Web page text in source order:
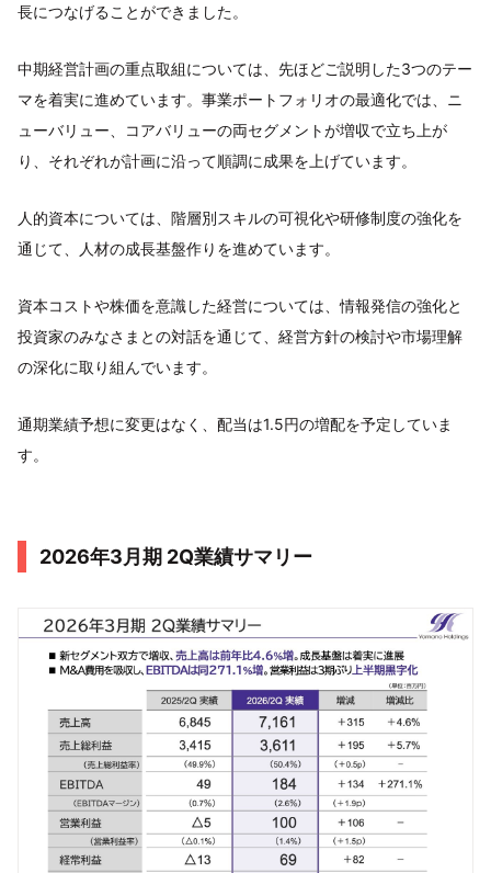
長につなげることができました。
中期経営計画の重点取組については、先ほどご説明した3つのテー
マを着実に進めています。事業ポートフォリオの最適化では、ニ
ューバリュー、コアバリューの両セグメントが増収で立ち上が
り、それぞれが計画に沿って順調に成果を上げています。
人的資本については、階層別スキルの可視化や研修制度の強化を
通じて、人材の成長基盤作りを進めています。
資本コストや株価を意識した経営については、情報発信の強化と
投資家のみなさまとの対話を通じて、経営方針の検討や市場理解
の深化に取り組んでいます。
通期業績予想に変更はなく、配当は1.5円の増配を予定していま
す。
2026年3月期 2Q業績サマリー